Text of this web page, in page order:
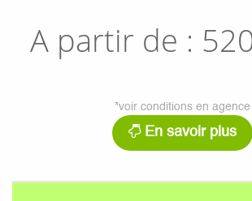
A partir de :
*voir conditions en agence
En savoir plus